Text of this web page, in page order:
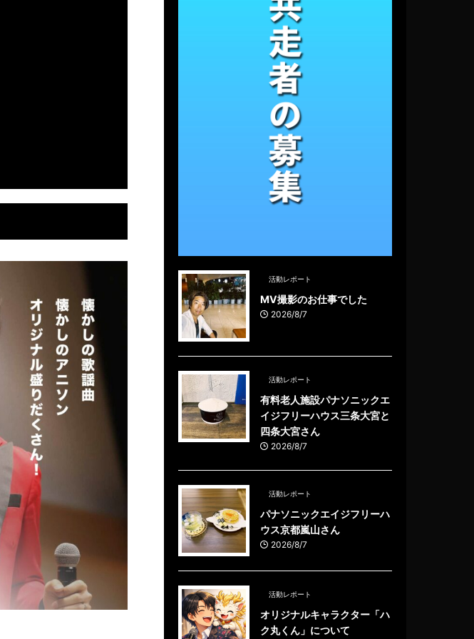
活動レポート
MV撮影のお仕事でした
2026/8/7
活動レポート
有料老人施設パナソニックエ
イジフリーハウス三条大宮と
四条大宮さん
2026/8/7
活動レポート
パナソニックエイジフリーハ
ウス京都嵐山さん
2026/8/7
活動レポート
オリジナルキャラクター「ハ
ク丸くん」について